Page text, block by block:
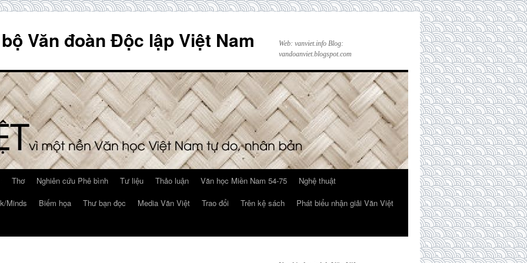
Văn đoàn Độc lập Việt Nam
Web: vanviet.info Blog:
vandoanviet.blogspot.com
Thơ Nghiên cứu Phê bình Tư liệu Thảo luận Văn học Miền Nam 54-75
Nghệ thuật
Minds Biếm họa Thư bạn đọc Media Văn Việt Trao đổi Trên kệ sách
Phát biểu nhận giải Văn Việt